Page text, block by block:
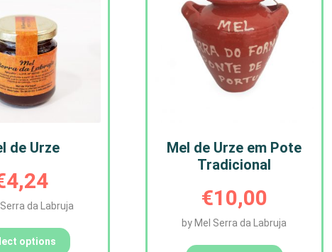
de Urze
4,24
da Labruja
options
Mel de Urze em Pote
Tradicional
€10,00
by Mel Serra da Labruja